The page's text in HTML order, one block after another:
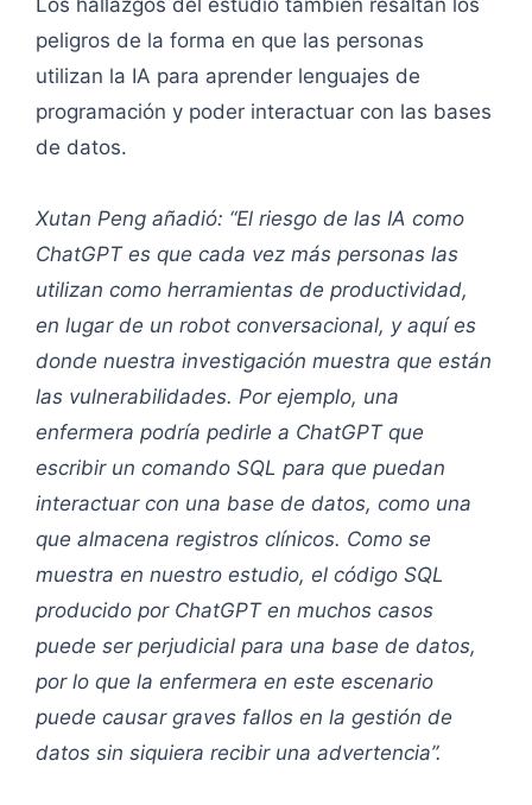
Los hallazgos del estudio también resaltan los
peligros de la forma en que las personas
utilizan la IA para aprender lenguajes de
programación y poder interactuar con las bases
de datos.
Xutan Peng añadió: “El riesgo de las IA como
ChatGPT es que cada vez más personas las
utilizan como herramientas de productividad,
en lugar de un robot conversacional, y aquí es
donde nuestra investigación muestra que están
las vulnerabilidades. Por ejemplo, una
enfermera podría pedirle a ChatGPT que
escribir un comando SQL para que puedan
interactuar con una base de datos, como una
que almacena registros clínicos. Como se
muestra en nuestro estudio, el código SQL
producido por ChatGPT en muchos casos
puede ser perjudicial para una base de datos,
por lo que la enfermera en este escenario
puede causar graves fallos en la gestión de
datos sin siquiera recibir una advertencia”.